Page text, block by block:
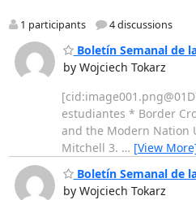
1 participants 4 discussions
Boletín Semanal de
by Wojciech Tokarz
estudiantes * Border
and the Modern Nation
Mitchell 3. … [View
Boletín Semanal de
by Wojciech Tokarz